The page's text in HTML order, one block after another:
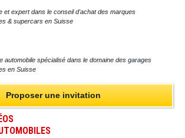
et expert dans le conseil d'achat des marques
& supercars en Suisse
automobile spécialisé dans le domaine des garages
en Suisse
Proposer une invitation